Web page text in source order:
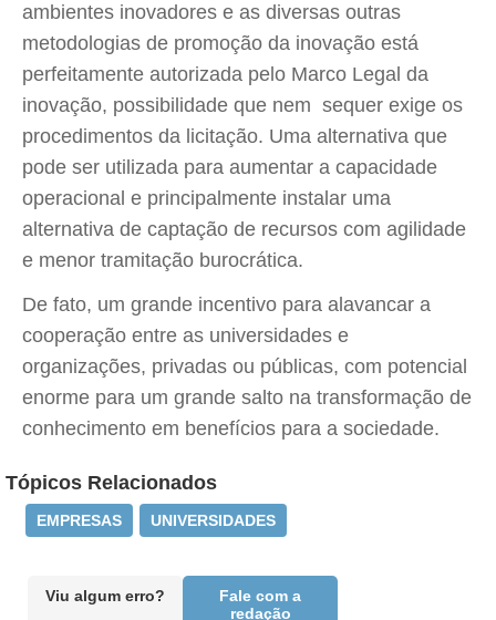
ambientes inovadores e as diversas outras
metodologias de promoção da inovação está
perfeitamente autorizada pelo Marco Legal da
inovação, possibilidade que nem sequer exige os
procedimentos da licitação. Uma alternativa que
pode ser utilizada para aumentar a capacidade
operacional e principalmente instalar uma
alternativa de captação de recursos com agilidade
e menor tramitação burocrática.
De fato, um grande incentivo para alavancar a
cooperação entre as universidades e
organizações, privadas ou públicas, com potencial
enorme para um grande salto na transformação de
conhecimento em benefícios para a sociedade.
Tópicos Relacionados
EMPRESAS UNIVERSIDADES
Viu algum erro?
Fale com a
redação